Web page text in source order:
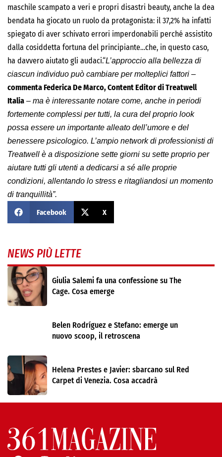
maschile scampato a veri e propri disastri beauty, anche la dea
bendata ha giocato un ruolo da protagonista: il 37,2% ha infatti
spiegato di aver schivato errori imperdonabili perché assistito
dalla cosiddetta fortuna del principiante…che, in questo caso,
ha davvero aiutato gli audaci.“L’approccio alla bellezza di
ciascun individuo può cambiare per molteplici fattori –
commenta Federica De Marco, Content Editor di Treatwell
Italia – ma è interessante notare come, anche in periodi
fortemente complessi per tutti, la cura del proprio look
possa essere un importante alleato dell’umore e del
benessere psicologico. L’ampio network di professionisti di
Treatwell è a disposizione sette giorni su sette proprio per
aiutare tutti gli utenti a dedicarsi a sé alle proprie
condizioni, allentando lo stress e ritagliandosi un momento
di tranquillità”.
Facebook X
NEWS PIÙ LETTE
Giulia Salemi fa una confessione su The
Cage. Cosa emerge
Belen Rodríguez e Stefano: emerge un
nuovo scoop, il retroscena
Helena Prestes e Javier: sbarcano sul Red
Carpet di Venezia. Cosa accadrà